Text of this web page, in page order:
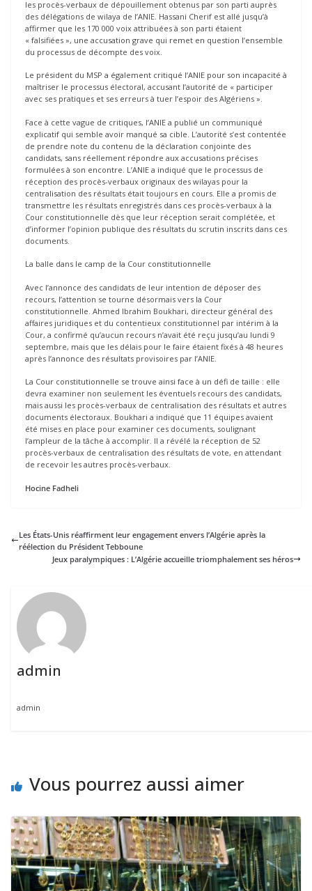
les procès-verbaux de dépouillement obtenus par son parti auprès
des délégations de wilaya de l’ANIE. Hassani Cherif est allé jusqu’à
affirmer que les 170 000 voix attribuées à son parti étaient
« falsifiées », une accusation grave qui remet en question l’ensemble
du processus de décompte des voix.
Le président du MSP a également critiqué l’ANIE pour son incapacité à
maîtriser le processus électoral, accusant l’autorité de « participer
avec ses pratiques et ses erreurs à tuer l’espoir des Algériens ».
Face à cette vague de critiques, l’ANIE a publié un communiqué
explicatif qui semble avoir manqué sa cible. L’autorité s’est contentée
de prendre note du contenu de la déclaration conjointe des
candidats, sans réellement répondre aux accusations précises
formulées à son encontre. L’ANIE a indiqué que le processus de
réception des procès-verbaux originaux des wilayas pour la
centralisation des résultats était toujours en cours. Elle a promis de
transmettre les résultats enregistrés dans ces procès-verbaux à la
Cour constitutionnelle dès que leur réception serait complétée, et
d’informer l’opinion publique des résultats du scrutin inscrits dans ces
documents.
La balle dans le camp de la Cour constitutionnelle
Avec l’annonce des candidats de leur intention de déposer des
recours, l’attention se tourne désormais vers la Cour
constitutionnelle. Ahmed Ibrahim Boukhari, directeur général des
affaires juridiques et du contentieux constitutionnel par intérim à la
Cour, a confirmé qu’aucun recours n’avait été reçu jusqu’au lundi 9
septembre, mais que les délais pour le faire étaient fixés à 48 heures
après l’annonce des résultats provisoires par l’ANIE.
La Cour constitutionnelle se trouve ainsi face à un défi de taille : elle
devra examiner non seulement les éventuels recours des candidats,
mais aussi les procès-verbaux de centralisation des résultats et autres
documents électoraux. Boukhari a indiqué que 11 équipes avaient
été mises en place pour examiner ces documents, soulignant
l’ampleur de la tâche à accomplir. Il a révélé la réception de 52
procès-verbaux de centralisation des résultats de vote, en attendant
de recevoir les autres procès-verbaux.
Hocine Fadheli
Les États-Unis réaffirment leur engagement envers l’Algérie après la
réélection du Président Tebboune
Jeux paralympiques : L’Algérie accueille triomphalement ses héros
admin
admin
Vous pourrez aussi aimer